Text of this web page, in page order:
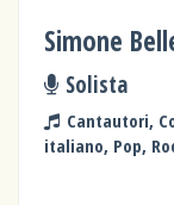
Simone
Solista
Cantautori,
italiano, Pop,